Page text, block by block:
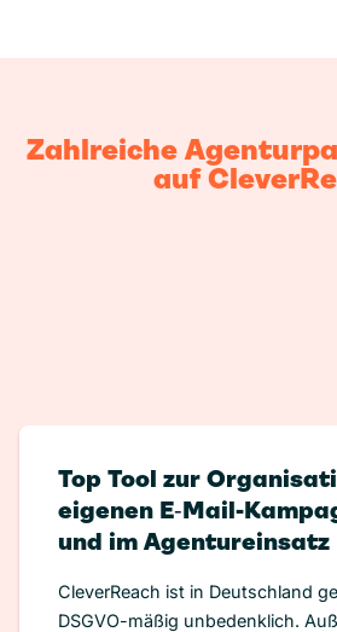
Zahlreiche
auf
Top Tool zur
eigenen E‑Mail-
und im Agentureinsatz
CleverReach ist in Deutschland
DSGVO-mäßig unbedenklich.